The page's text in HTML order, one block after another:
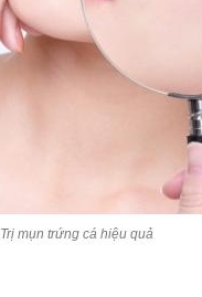
Trị mụn trứng cá hiệu quả